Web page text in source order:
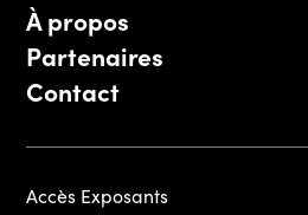
À propos
Partenaires
Contact
Accès Exposants